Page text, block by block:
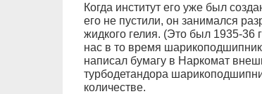
Когда институт его уже был
его не пустили, он занимался
жидкого гелия. (Это был 1935-
нас в то время
написал бумагу в Наркомат
турбодетандора
количестве.